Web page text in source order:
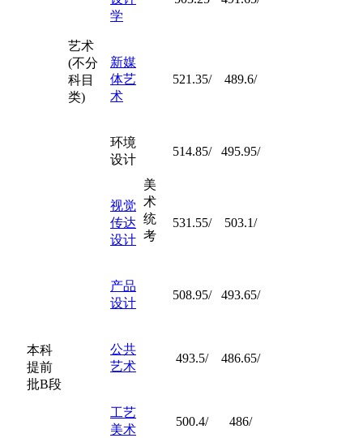
艺术
(不分
科目
类)
本科
提前
批B段
美
术
统
考
学
新媒
体艺
术
521.35/ 489.6/
环境
设计
514.85/ 495.95/
视觉
传达
设计
531.55/ 503.1/
产品
设计
508.95/ 493.65/
公共
艺术
493.5/ 486.65/
工艺
美术
500.4/ 486/